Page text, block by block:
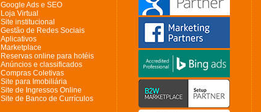
Google Ads e SEO
Loja Virtual
Site institucional
Gestão de Redes Sociais
Aplicativos
Marketplace
Reservas online para hotéis
Anúncios e classificados
Compras Coletivas
Site para Imobiliária
Site de Ingressos Online
Site de Banco de Currículos